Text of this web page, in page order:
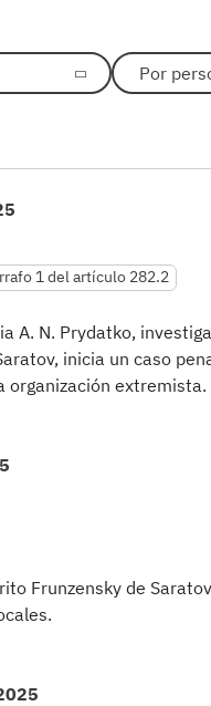
Por
1 del artículo 282.2
A. N. Prydatko,
inicia un caso
organización extremista.
Frunzensky de